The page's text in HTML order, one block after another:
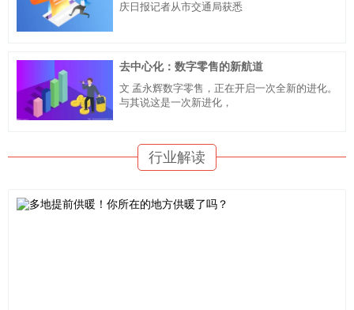
庆日报记者从市交通局获悉
去中心化：数字零售的新航道
文 孟永辉数字零售，正在开启一次全新的进化。
与其说这是一次新进化，
行业解读